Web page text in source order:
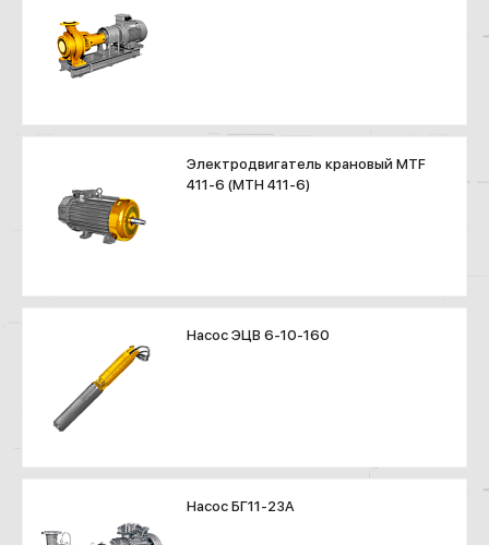
Электродвигатель крановый MTF
411-6 (МТН 411-6)
Насос ЭЦВ 6-10-160
Насос БГ11-23А